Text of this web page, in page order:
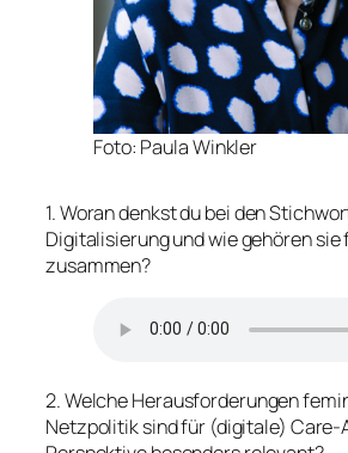
Foto: Paula Winkler
1. Woran denkst du bei den
Digitalisierung und wie gehören sie
zusammen?
2. Welche Herausforderungen
Netzpolitik sind für (digitale) Care-